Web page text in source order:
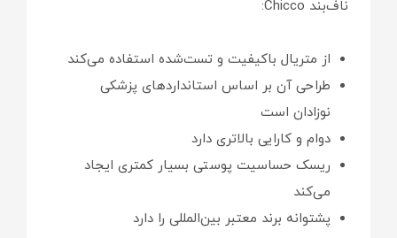
ناف‌بند Chicco:
از متریال باکیفیت و تست‌شده استفاده می‌کند
طراحی آن بر اساس استانداردهای پزشکی
نوزادان است
دوام و کارایی بالاتری دارد
ریسک حساسیت پوستی بسیار کمتری ایجاد
می‌کند
پشتوانه برند معتبر بین‌المللی را دارد